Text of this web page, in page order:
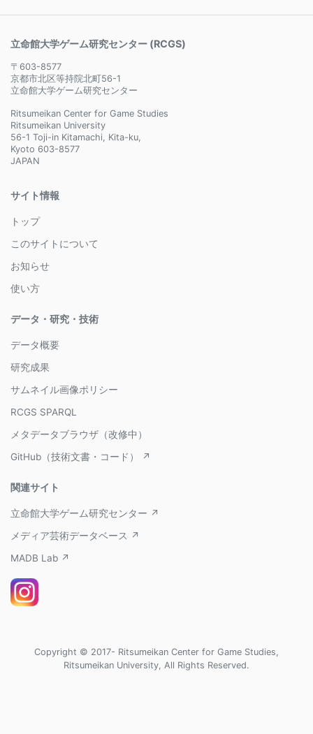
立命館大学ゲーム研究センター (RCGS)
〒603-8577
京都市北区等持院北町56-1
立命館大学ゲーム研究センター
Ritsumeikan Center for Game Studies
Ritsumeikan University
56-1 Toji-in Kitamachi, Kita-ku,
Kyoto 603-8577
JAPAN
サイト情報
トップ
このサイトについて
お知らせ
使い方
データ・研究・技術
データ概要
研究成果
サムネイル画像ポリシー
RCGS SPARQL
メタデータブラウザ（改修中）
GitHub（技術文書・コード） ↗
関連サイト
立命館大学ゲーム研究センター ↗
メディア芸術データベース ↗
MADB Lab ↗
Copyright © 2017- Ritsumeikan Center for Game Studies,
Ritsumeikan University, All Rights Reserved.